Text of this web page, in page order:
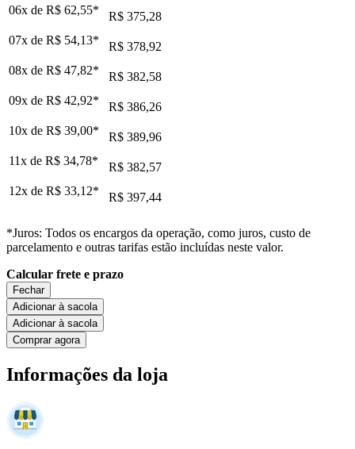
06x de R$ 62,55*
R$ 375,28
07x de R$ 54,13*
R$ 378,92
08x de R$ 47,82*
R$ 382,58
09x de R$ 42,92*
R$ 386,26
10x de R$ 39,00*
R$ 389,96
11x de R$ 34,78*
R$ 382,57
12x de R$ 33,12* R$ 397,44
*Juros: Todos os encargos da operação, como juros, custo de
parcelamento e outras tarifas estão incluídas neste valor.
Calcular frete e prazo
Fechar
Adicionar à sacola
Adicionar à sacola
Comprar agora
Informações da loja